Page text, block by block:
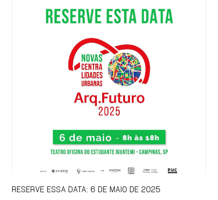
RESERVE ESSA DATA: 6 DE MAIO DE 2025